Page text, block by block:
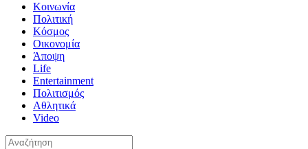
Κοινωνία
Πολιτική
Κόσμος
Οικονομία
Άποψη
Life
Entertainment
Πολιτισμός
Αθλητικά
Video